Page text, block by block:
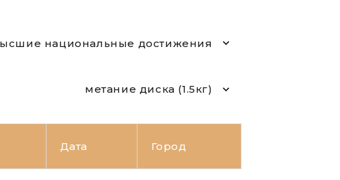
национальные достижения
метание диска (1.5кг)
Дата Город